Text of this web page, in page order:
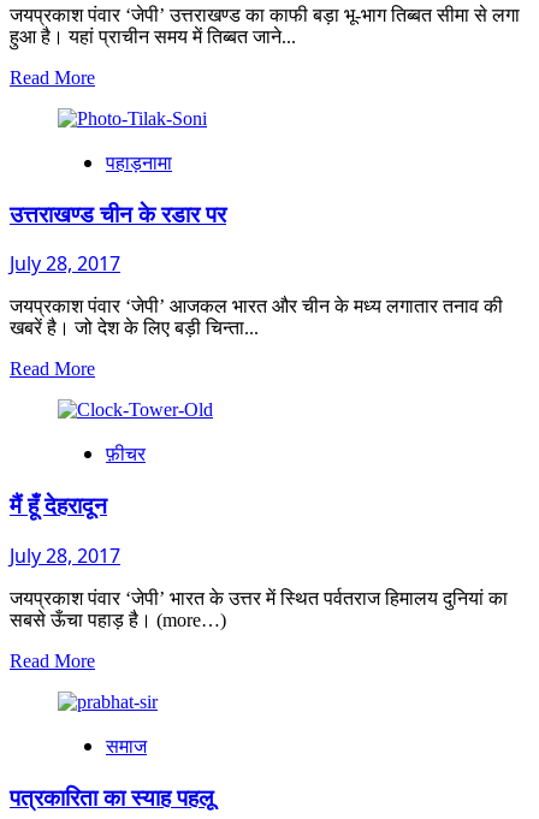
जयप्रकाश पंवार ‘जेपी’ उत्तराखण्ड का काफी बड़ा भू-भाग तिब्बत सीमा से लगा
हुआ है। यहां प्राचीन समय में तिब्बत जाने...
Read MoreRead
about
की
खुलते
द्वार
पहाड़नामा
उत्तराखण्ड चीन के रडार पर
July 28, 2017
जयप्रकाश पंवार ‘जेपी’ आजकल भारत और चीन के मध्य लगातार तनाव की
खबरें है। जो देश के लिए बड़ी चिन्ता...
Read MoreRead
about
चीन
रडार
पर
फ़ीचर
मैं हूँ देहरादून
July 28, 2017
जयप्रकाश पंवार ‘जेपी’ भारत के उत्तर में स्थित पर्वतराज हिमालय दुनियां का
सबसे ऊँचा पहाड़ है। (more…)
Read MoreRead
about
समाज
पत्रकारिता का स्याह पहलू